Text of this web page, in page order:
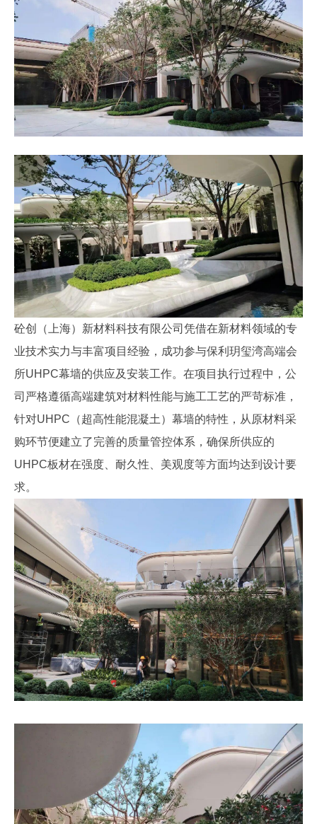
砼创（上海）新材料科技有限公司凭借在新材料领域的专
业技术实力与丰富项目经验，成功参与保利玥玺湾高端会
所UHPC幕墙的供应及安装工作。在项目执行过程中，公
司严格遵循高端建筑对材料性能与施工工艺的严苛标准，
针对UHPC（超高性能混凝土）幕墙的特性，从原材料采
购环节便建立了完善的质量管控体系，确保所供应的
UHPC板材在强度、耐久性、美观度等方面均达到设计要
求。